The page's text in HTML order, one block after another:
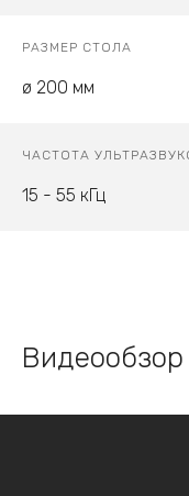
РАЗМЕР СТОЛА
ø 200 мм
ЧАСТОТА
15 - 55 кГц
Видеообзор